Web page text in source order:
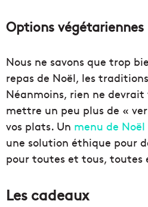
Options végétariennes
Nous ne savons que trop
repas de Noël, les
Néanmoins, rien ne devrait
mettre un peu plus de «
vos plats. Un menu de Noël
une solution éthique pour
pour toutes et tous, toutes
Les cadeaux